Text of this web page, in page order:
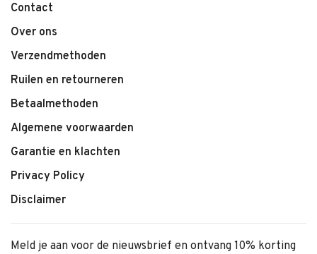
Contact
Over ons
Verzendmethoden
Ruilen en retourneren
Betaalmethoden
Algemene voorwaarden
Garantie en klachten
Privacy Policy
Disclaimer
Meld je aan voor de nieuwsbrief en ontvang 10% korting